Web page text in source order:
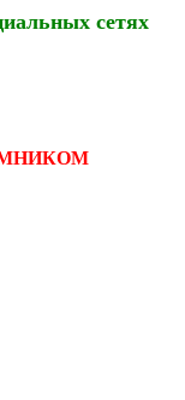
сетях